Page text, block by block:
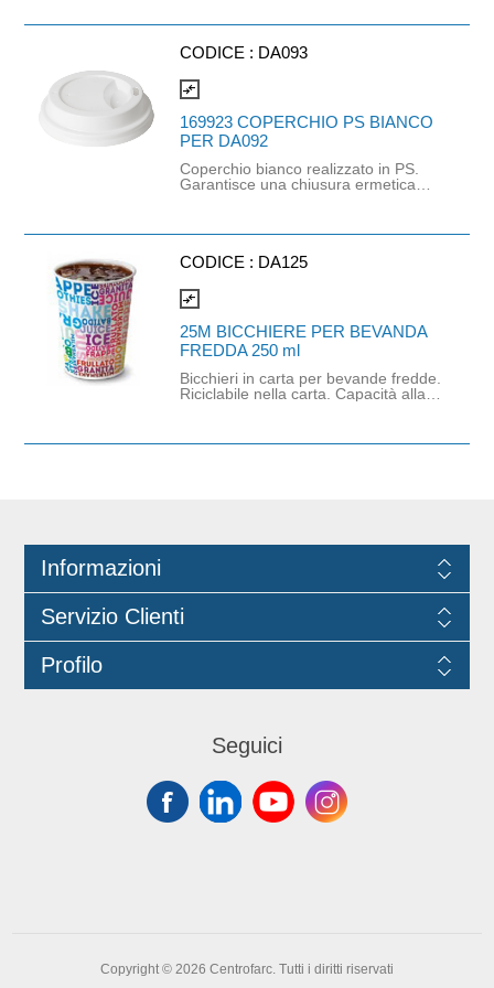
alimentare. Compatibile con
9cm x 9cm x h11,4cm. Capacità 36cl
CODICE : DA093
compare_arrows
169923 COPERCHIO PS BIANCO
PER DA092
Coperchio bianco realizzato in PS.
Garantisce una chiusura ermetica
per le caffetterie, per il take away e
Compatibile con bicchiere cod.
h2cm. Peso: 3gr.
CODICE : DA125
compare_arrows
25M BICCHIERE PER BEVANDA
FREDDA 250 ml
Bicchieri in carta per bevande fredde.
Riciclabile nella carta. Capacità alla
Informazioni
Servizio Clienti
Profilo
Seguici
Copyright © 2026 Centrofarc. Tutti i diritti riservati